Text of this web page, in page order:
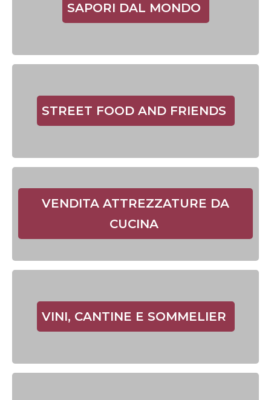
SAPORI DAL MONDO
STREET FOOD AND FRIENDS
VENDITA ATTREZZATURE DA
CUCINA
VINI, CANTINE E SOMMELIER